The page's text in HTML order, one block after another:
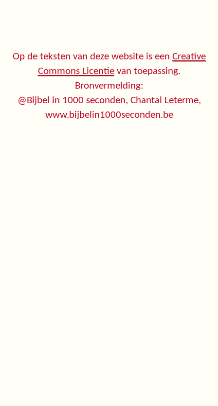
Op de teksten van deze website is een Creative
Commons Licentievan toepassing.
Bronvermelding:
@Bijbel in 1000 seconden, Chantal Leterme,
www.bijbelin1000seconden.be